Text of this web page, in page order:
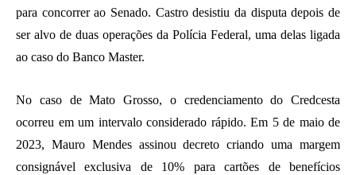
para concorrer ao Senado. Castro desistiu da disputa depois de
ser alvo de duas operações da Polícia Federal, uma delas ligada
ao caso do Banco Master.
No caso de Mato Grosso, o credenciamento do Credcesta
ocorreu em um intervalo considerado rápido. Em 5 de maio de
2023, Mauro Mendes assinou decreto criando uma margem
consignável exclusiva de 10% para cartões de benefícios